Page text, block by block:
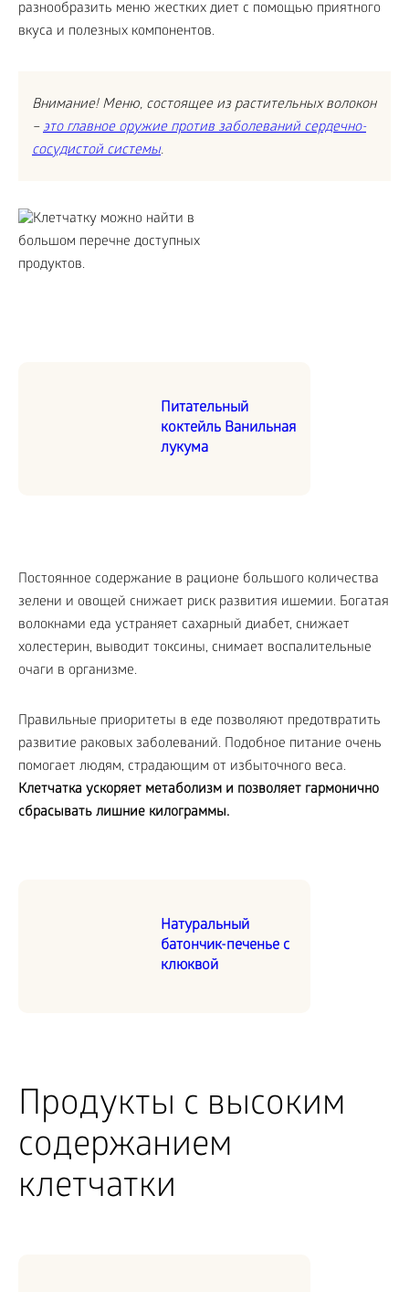
разнообразить меню жестких диет с помощью приятного
вкуса и полезных компонентов.
Внимание! Меню, состоящее из растительных волокон
–это главное оружие против заболеваний сердечно-
сосудистой системы.
Питательный
коктейль Ванильная
лукума
Постоянное содержание в рационе большого количества
зелени и овощей снижает риск развития ишемии. Богатая
волокнами еда устраняет сахарный диабет, снижает
холестерин, выводит токсины, снимает воспалительные
очаги в организме.
Правильные приоритеты в еде позволяют предотвратить
развитие раковых заболеваний. Подобное питание очень
помогает людям, страдающим от избыточного веса.
Клетчатка ускоряет метаболизм и позволяет гармонично
сбрасывать лишние килограммы.
Натуральный
батончик-печенье с
клюквой
Продукты с высоким
содержанием
клетчатки